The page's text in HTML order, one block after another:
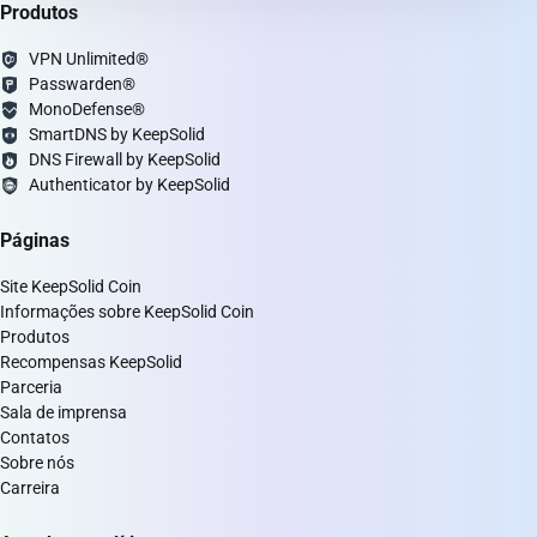
recente deve ser verificado no painel/FAQ oficial e
napágina do roadmap
Produtos
VPN Unlimited®
Passwarden®
MonoDefense®
SmartDNS by KeepSolid
DNS Firewall by KeepSolid
Authenticator by KeepSolid
Páginas
Site KeepSolid Coin
Informações sobre KeepSolid Coin
Produtos
Recompensas KeepSolid
Parceria
Sala de imprensa
Contatos
Sobre nós
Carreira